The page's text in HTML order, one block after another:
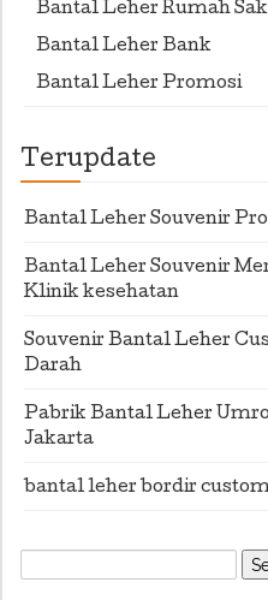
Bantal Leher Rumah
Bantal Leher Bank
Bantal Leher Promosi
Terupdate
Bantal Leher Souvenir
Bantal Leher Souvenir
Klinik kesehatan
Souvenir Bantal Leher
Darah
Pabrik Bantal Leher
Jakarta
bantal leher bordir
Search
for: